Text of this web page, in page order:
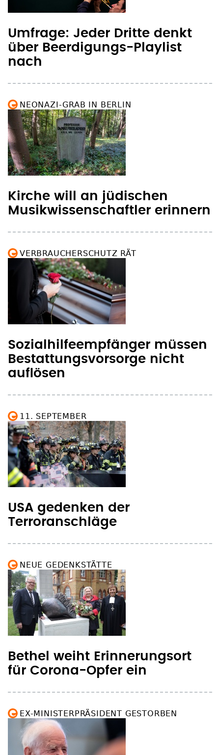
Umfrage: Jeder Dritte denkt
über Beerdigungs-Playlist
nach
NEONAZI-GRAB IN BERLIN
Kirche will an jüdischen
Musikwissenschaftler erinnern
VERBRAUCHERSCHUTZ RÄT
Sozialhilfeempfänger müssen
Bestattungsvorsorge nicht
auflösen
11. SEPTEMBER
USA gedenken der
Terroranschläge
NEUE GEDENKSTÄTTE
Bethel weiht Erinnerungsort
für Corona-Opfer ein
EX-MINISTERPRÄSIDENT GESTORBEN